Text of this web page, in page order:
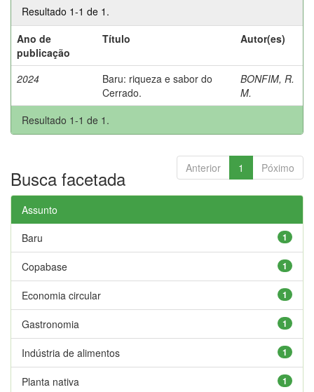
Resultado 1-1 de 1.
Ano de
publicação
Título Autor(es)
2024
Baru: riqueza e sabor do
Cerrado.
BONFIM, R.
M.
Resultado 1-1 de 1.
Anterior 1 Póximo
Busca facetada
Assunto
1
Baru
1
Copabase
1
Economia circular
1
Gastronomia
1
Indústria de alimentos
1
Planta nativa